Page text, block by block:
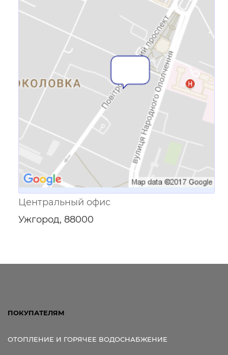
Ссылка для мобильных устройств
Центральный офис
Ужгород, 88000
ПОКУПАТЕЛЯМ
ОТОПЛЕНИЕ И ГОРЯЧЕЕ ВОДОСНАБЖЕНИЕ